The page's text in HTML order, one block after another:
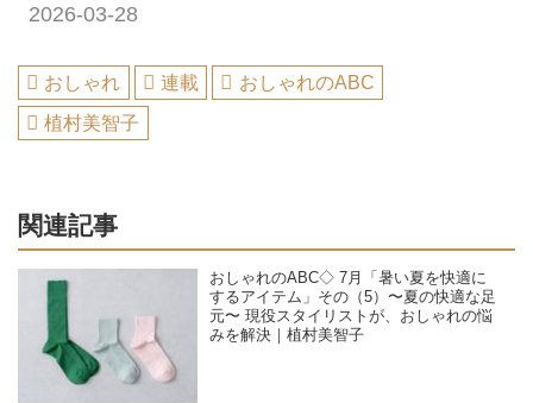
2026-03-28
おしゃれ 連載
おしゃれのABC
植村美智子
関連記事
おしゃれのABC◇ 7月「暑い夏を快適に
するアイテム」その（5）〜夏の快適な足
元〜 現役スタイリストが、おしゃれの悩
みを解決｜植村美智子